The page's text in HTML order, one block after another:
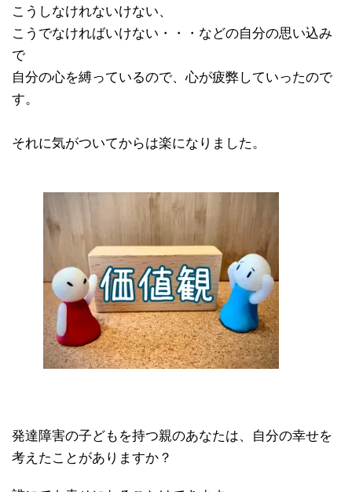
こうしなけれないけない、
こうでなければいけない・・・などの自分の思い込み
で
自分の心を縛っているので、心が疲弊していったので
す。
それに気がついてからは楽になりました。
発達障害の子どもを持つ親のあなたは、自分の幸せを
考えたことがありますか？